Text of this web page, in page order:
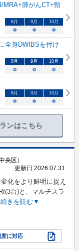
肺がんCT+頸
8 月 9 月 10月
○ ○ ○
全身DWIBSを付け
8 月 9 月 10月
○ ○ ○
8 月 9 月 10月
○ ○ ○
ンはこちら
央区）
更新日:2026.07.31
化をより鮮明に捉え
台)と、マルチスラ
続きを読む▼
に対応